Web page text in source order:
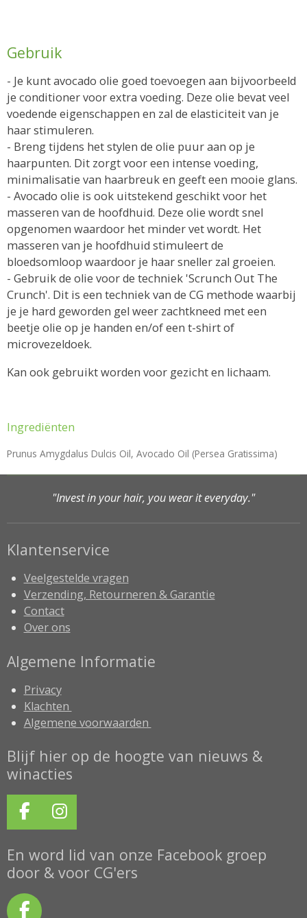
Gebruik
- Je kunt avocado olie goed toevoegen aan bijvoorbeeld
je conditioner voor extra voeding. Deze olie bevat veel
voedende eigenschappen en zal de elasticiteit van je
haar stimuleren.
- Breng tijdens het stylen de olie puur aan op je
haarpunten. Dit zorgt voor een intense voeding,
minimalisatie van haarbreuk en geeft een mooie glans.
- Avocado olie is ook uitstekend geschikt voor het
masseren van de hoofdhuid. Deze olie wordt snel
opgenomen waardoor het minder vet wordt. Het
masseren van je hoofdhuid stimuleert de
bloedsomloop waardoor je haar sneller zal groeien.
- Gebruik de olie voor de techniek 'Scrunch Out The
Crunch'. Dit is een techniek van de CG methode waarbij
je je hard geworden gel weer zachtkneed met een
beetje olie op je handen en/of een t-shirt of
microvezeldoek.
Kan ook gebruikt worden voor gezicht en lichaam.
Ingrediënten
Prunus Amygdalus Dulcis Oil, Avocado Oil (Persea Gratissima)
"Invest in your hair, you wear it everyday."
Klantenservice
Veelgestelde vragen
Verzending, Retourneren & Garantie
Contact
Over ons
Algemene Informatie
Privacy
Klachten
Algemene voorwaarden
Blijf hier op de hoogte van nieuws &
winacties
F
a
c
e
b
o
I
n
s
t
a
En word lid van onze Facebook groep
door & voor CG'ers